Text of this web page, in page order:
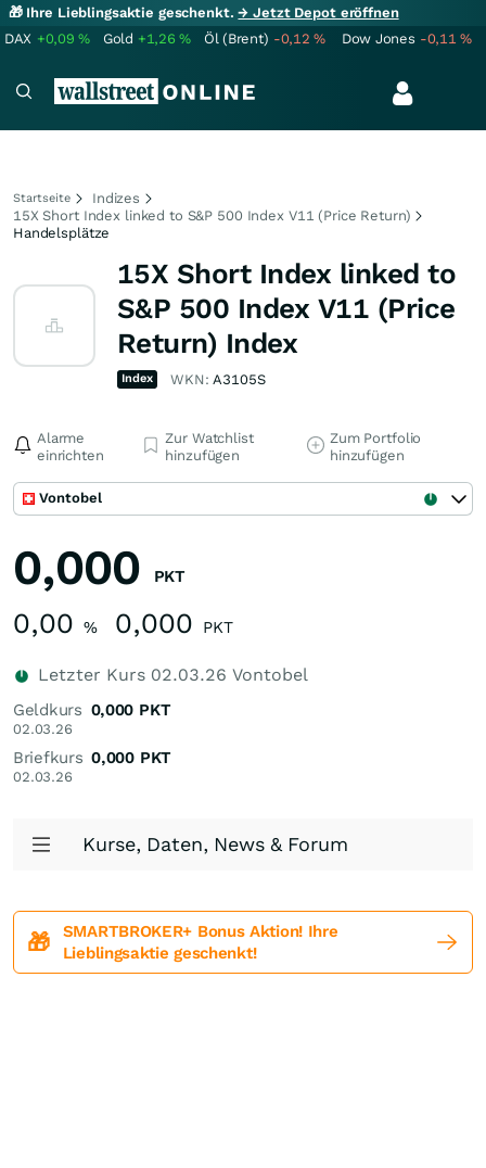
🎁 Ihre Lieblingsaktie geschenkt.→ Jetzt Depot eröffnen
DAX +0,09% Gold +1,26% Öl (Brent) -0,12% Dow Jones -0,11%
Startseite
Indizes
15X Short Index linked to S&P 500 Index V11 (Price Return)
Handelsplätze
15X Short Index linked to
S&P 500 Index V11 (Price
Return) Index
Index WKN:A3105S
Alarme
einrichten
Zur Watchlist
hinzufügen
Zum Portfolio
hinzufügen
Vontobel
0,000 PKT
0,00 % 0,000 PKT
Letzter Kurs 02.03.26 Vontobel
Geldkurs
02.03.26
0,000 PKT
Briefkurs
02.03.26
0,000 PKT
Kurse, Daten, News & Forum
🎁
SMARTBROKER+ Bonus Aktion! Ihre
Lieblingsaktie geschenkt!